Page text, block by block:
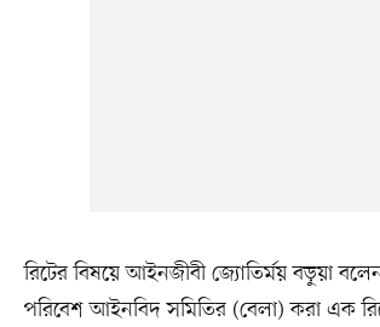
রিটের বিষয়ে আইনজীবী জ্যোতির্ময় বড়ুয়া
পরিবেশ আইনবিদ সমিতির (বেলা) করা এক